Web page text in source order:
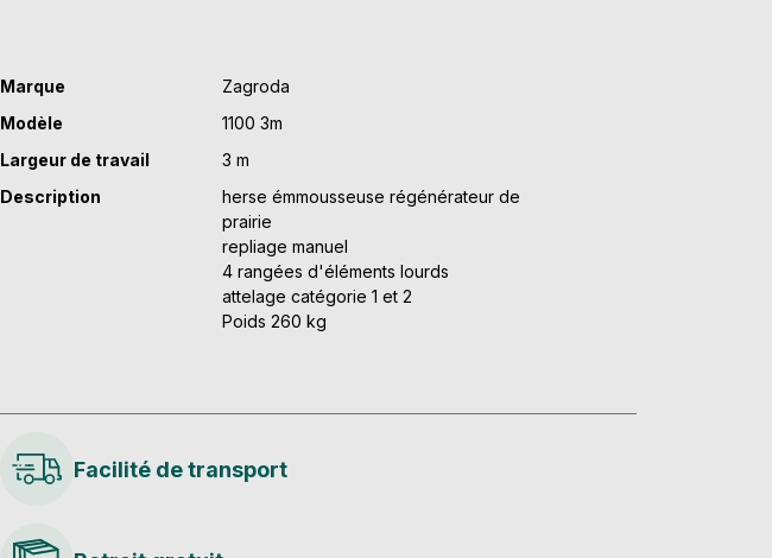
Marque
Zagroda
Modèle
1100 3m
Largeur de travail
3 m
Description
herse émmousseuse régénérateur de
prairie
repliage manuel
4 rangées d'éléments lourds
attelage catégorie 1 et 2
Poids 260 kg
Facilité de transport